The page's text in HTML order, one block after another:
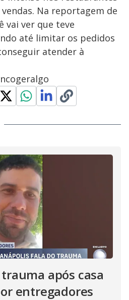
Na reportagem de
vai ver que teve
até limitar os pedidos
atender à
após casa
entregadores